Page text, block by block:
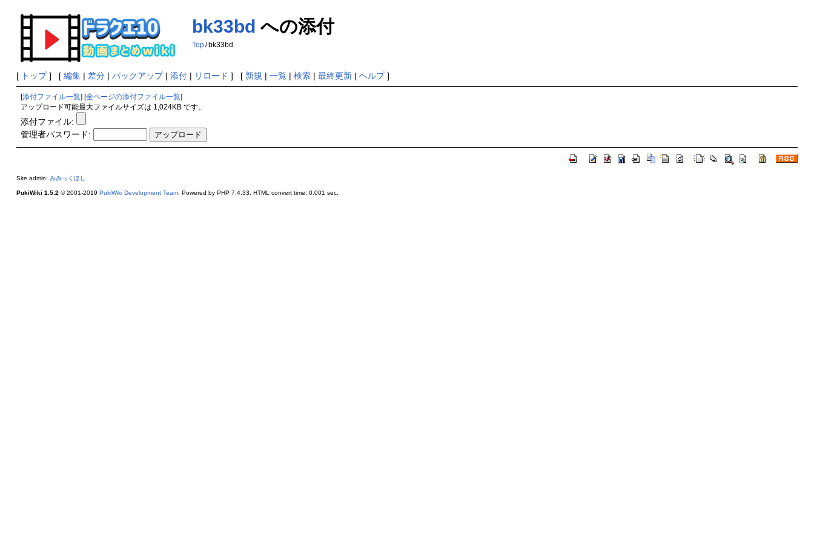
bk33bd への添付
Top/ bk33bd
[ トップ] [ 編集| 差分| バックアップ| 添付| リロード ] [ 新規 | 一覧| 検索| 最終更新| ヘルプ]
[添付ファイル一覧 ] [全ページの添付ファイル一覧
アップロード可能最大ファイルサイズは 1,024KB です。
添付ファイル:
管理者パスワード:
Site admin: みみっくほし
PukiWiki 1.5.2 © 2001-2019 PukiWiki Development Team. Powered by PHP 7.4.33. HTML convert time: 0.001 sec.